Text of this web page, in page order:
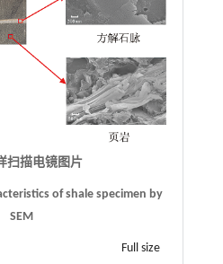
扫描电镜图片
of shale specimen by
SEM
Full size